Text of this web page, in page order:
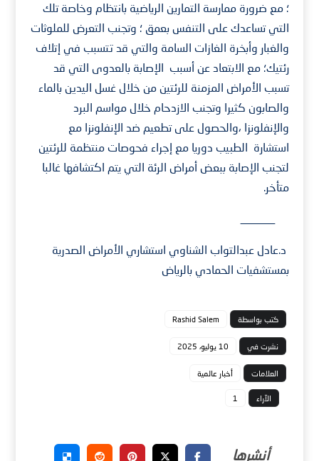
؛ مع ضرورة ممارسة التمارين الرياضية بانتظام وخاصة تلك
التي تساعدك على التنفس بعمق ؛ وتجنب التعرض للملوثات
والغبار وأبخرة الغازات السامة والتي قد تتسبب في إتلاف
رئتيك؛ مع الابتعاد عن أسبب الإصابة بالعدوى التي قد
تسبب الأمراض المزمنة للرئتين من خلال غسل اليدين بالماء
والصابون كثيرا وتجنب الازدحام خلال مواسم البرد
والإنفلونزا ،والحصول على تطعيم ضد الإنفلونزا مع
استشارة الطبيب دوريا مع إجراء فحوصات منتظمة للرئتين
لتجنب الإصابة ببعض أمراض الرئة التي يتم اكتشافها غالبا
متأخر.
د.عادل عبدالتواب الشناوي استشاري الأمراض الصدرية
بمستشفيات الحمادي بالرياض
كتب بواسطة Rashid Salem
نشرت في 10 يوليو، 2025
العلامات أخبار عالمية
الآراء 1